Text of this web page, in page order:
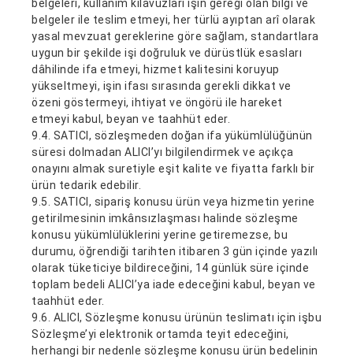
belgeleri, kullanım kılavuzları işin gereği olan bilgi ve
belgeler ile teslim etmeyi, her türlü ayıptan arî olarak
yasal mevzuat gereklerine göre sağlam, standartlara
uygun bir şekilde işi doğruluk ve dürüstlük esasları
dâhilinde ifa etmeyi, hizmet kalitesini koruyup
yükseltmeyi, işin ifası sırasında gerekli dikkat ve
özeni göstermeyi, ihtiyat ve öngörü ile hareket
etmeyi kabul, beyan ve taahhüt eder.
9.4. SATICI, sözleşmeden doğan ifa yükümlülüğünün
süresi dolmadan ALICI’yı bilgilendirmek ve açıkça
onayını almak suretiyle eşit kalite ve fiyatta farklı bir
ürün tedarik edebilir.
9.5. SATICI, sipariş konusu ürün veya hizmetin yerine
getirilmesinin imkânsızlaşması halinde sözleşme
konusu yükümlülüklerini yerine getiremezse, bu
durumu, öğrendiği tarihten itibaren 3 gün içinde yazılı
olarak tüketiciye bildireceğini, 14 günlük süre içinde
toplam bedeli ALICI’ya iade edeceğini kabul, beyan ve
taahhüt eder.
9.6. ALICI, Sözleşme konusu ürünün teslimatı için işbu
Sözleşme’yi elektronik ortamda teyit edeceğini,
herhangi bir nedenle sözleşme konusu ürün bedelinin